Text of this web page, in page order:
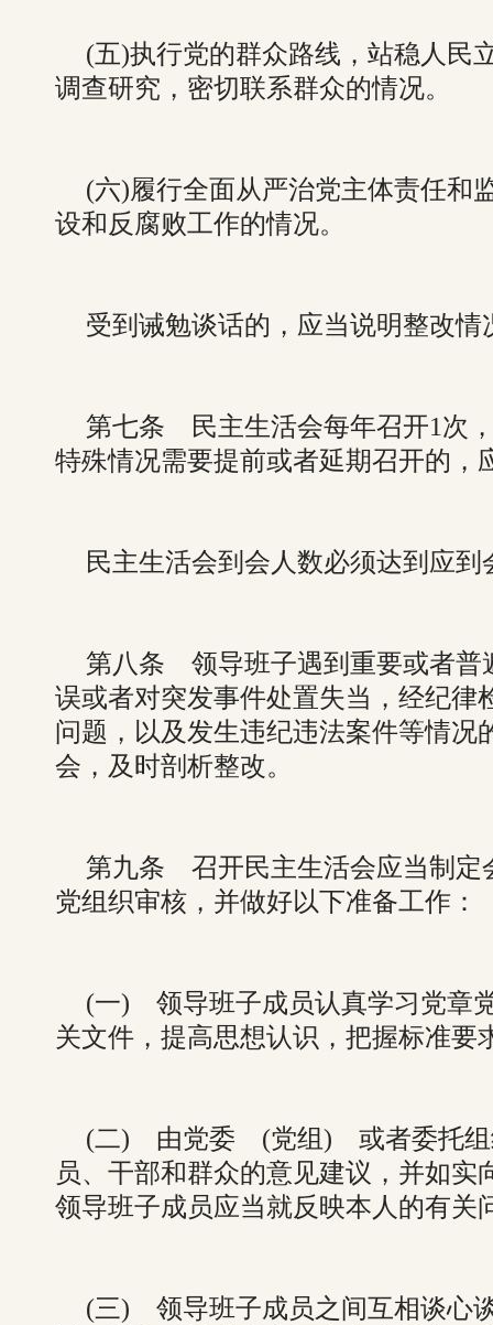
(五)执行党的群众路线，站稳人民
调查研究，密切联系群众的情况。
(六)履行全面从严治党主体责任和
设和反腐败工作的情况。
受到诫勉谈话的，应当说明整改情
第七条 民主生活会每年召开1次
特殊情况需要提前或者延期召开的，
民主生活会到会人数必须达到应
第八条 领导班子遇到重要或者普
误或者对突发事件处置失当，经纪律
问题，以及发生违纪违法案件等情况
会，及时剖析整改。
第九条 召开民主生活会应当制定
党组织审核，并做好以下准备工作：
(一) 领导班子成员认真学习党章
关文件，提高思想认识，把握标准要
(二) 由党委 (党组) 或者委托组
员、干部和群众的意见建议，并如实
领导班子成员应当就反映本人的有关
(三) 领导班子成员之间互相谈心